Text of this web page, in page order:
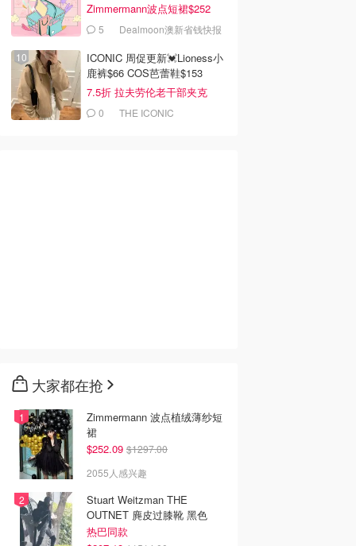
Zimmermann波点短裙$252
5 Dealmoon澳新省钱快报
ICONIC 周促更新💓Lioness小
鹿裤$66 COS芭蕾鞋$153
7.5折 拉夫劳伦老干部夹克
$4190 THE ICONIC
大家都在抢
Zimmermann 波点植绒薄纱短
裙
$252.09 $1297.00
2055人感兴趣
Stuart Weitzman THE
OUTNET 麂皮过膝靴 黑色
热巴同款